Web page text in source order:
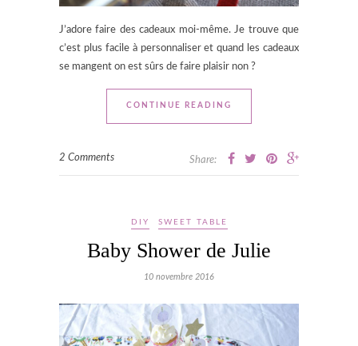
J’adore faire des cadeaux moi-même. Je trouve que
c’est plus facile à personnaliser et quand les cadeaux
se mangent on est sûrs de faire plaisir non ?
CONTINUE READING
2 Comments Share:
DIY SWEET TABLE
Baby Shower de Julie
10 novembre 2016